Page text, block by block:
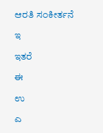
ಆರತಿ ಸಂಕೀರ್ತನೆ
ಇ
ಇತರೆ
ಈ
ಉ
ಎ